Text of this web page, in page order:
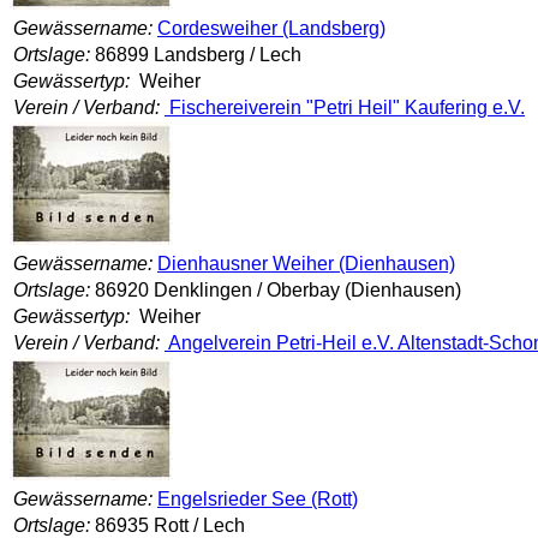
Gewässername: Cordesweiher (Landsberg)
Ortslage: 86899 Landsberg / Lech
Gewässertyp: Weiher
Verein / Verband: Fischereiverein "Petri Heil" Kaufering e.V.
Gewässername: Dienhausner Weiher (Dienhausen)
Ortslage: 86920 Denklingen / Oberbay (Dienhausen)
Gewässertyp: Weiher
Verein / Verband: Angelverein Petri-Heil e.V. Altenstadt-
Gewässername: Engelsrieder See (Rott)
Ortslage: 86935 Rott / Lech